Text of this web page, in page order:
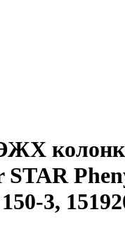
STAR
3,